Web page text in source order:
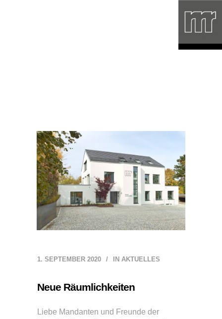
1. SEPTEMBER 2020 IN AKTUELLES
Neue Räumlichkeiten
Liebe Mandanten und Freunde der